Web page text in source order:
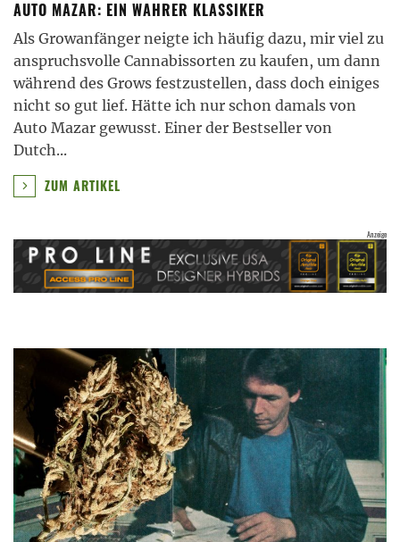
AUTO MAZAR: EIN WAHRER KLASSIKER
Als Growanfänger neigte ich häufig dazu, mir viel zu
anspruchsvolle Cannabissorten zu kaufen, um dann
während des Grows festzustellen, dass doch einiges
nicht so gut lief. Hätte ich nur schon damals von
Auto Mazar gewusst. Einer der Bestseller von
Dutch...
ZUM ARTIKEL